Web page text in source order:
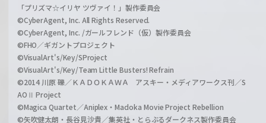
「プリズマ☆イリヤ ツヴァイ！」製作委員会
©CyberAgent, Inc. All Rights Reserved.
©CyberAgent, Inc. /ガールフレンド（仮）製作委員会
©FHO／ギガントプロジェクト
©VisualArt's/Key/SProject
©VisualArt's/Key/Team Little Busters! Refrain
©2014 川原 礫／ＫＡＤＯＫＡＷＡ アスキー・メディアワークス刊／S
AOⅡ Project
©Magica Quartet／Aniplex・Madoka Movie Project Rebellion
©矢吹健太朗・長谷見沙貴／集英社・とらぶるダークネス製作委員会